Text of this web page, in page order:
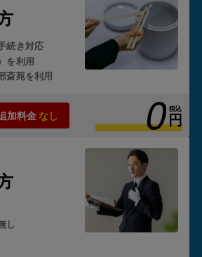
はいくつかの要件があります。
なる方が生活保護受給者であること
留金がほとんどないこと
状況に著しい余裕がないこと
スワーカー様とのやり取りや申請手続き
しております。
続き対応
を利用
斎苑を利用
加料金 なし 0 税込
円
し